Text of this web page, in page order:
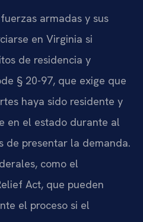
armadas y sus
en Virginia si
de residencia y
§ 20-97, que exige que
haya sido residente y
en el estado durante al
de presentar la demanda.
como el
Act, que pueden
el proceso si el